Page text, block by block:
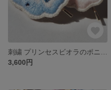
3,600円